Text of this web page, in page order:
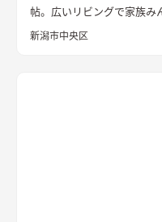
帖。広いリビングで家族み
の空間に木目が映えるシン
新潟市中央区